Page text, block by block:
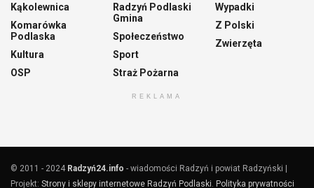
Kąkolewnica
Komarówka
Podlaska
Kultura
OSP
Radzyń Podlaski
Gmina
Społeczeństwo
Sport
Straż Pożarna
Wypadki
Z Polski
Zwierzęta
REKLAMA
© 2011 - 2024 Radzyń24.info - wiadomości Radzyń i powiat Radzyński |
Projekt: Strony i sklepy internetowe Radzyń Podlaski Polityka prywatności